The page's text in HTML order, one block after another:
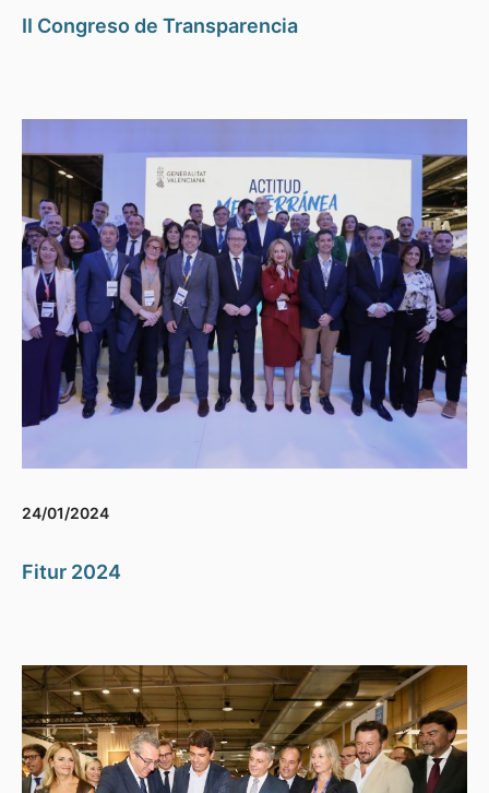
II Congreso de Transparencia
24/01/2024
Fitur 2024